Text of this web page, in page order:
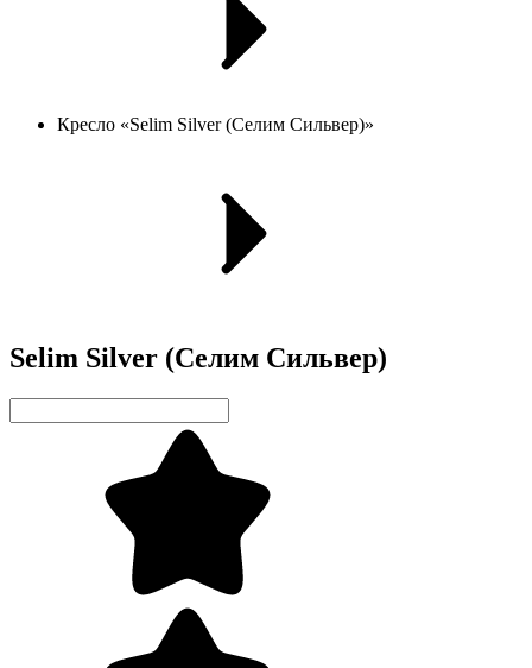
Кресло «Selim Silver (Селим Сильвер)»
Selim Silver (Селим Сильвер)